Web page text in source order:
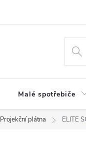
Malé spotřebiče
Projekční plátna ELITE